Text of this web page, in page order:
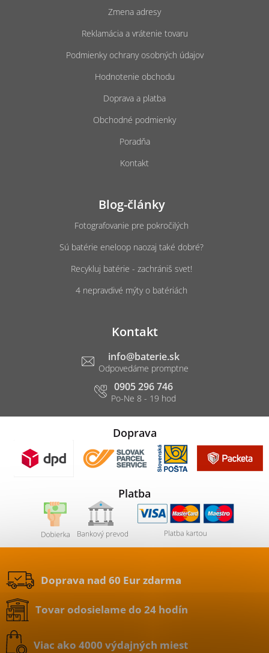
Zmena adresy
Reklamácia a vrátenie tovaru
Podmienky ochrany osobných údajov
Hodnotenie obchodu
Doprava a platba
Obchodné podmienky
Poradňa
Kontakt
Blog-články
Fotografovanie pre pokročilých
Sú batérie eneloop naozaj také dobré?
Recykluj batérie - zachrániš svet!
4 nepravdivé mýty o batériách
Kontakt
info@baterie.sk
0905 296 746
Doprava
Platba
Doprava nad 60 Eur zdarma
Tovar odosielame do 24 hodín
Viac ako 4000 výdajných miest